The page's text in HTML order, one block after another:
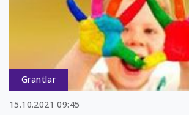
Grantlar
15.10.2021 09:45